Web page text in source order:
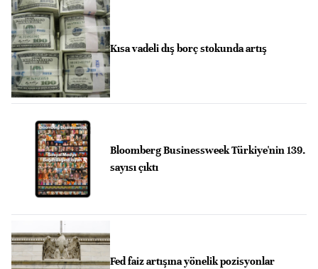
Kısa vadeli dış borç stokunda artış
Bloomberg Businessweek Türkiye'nin 139.
sayısı çıktı
Fed faiz artışına yönelik pozisyonlar